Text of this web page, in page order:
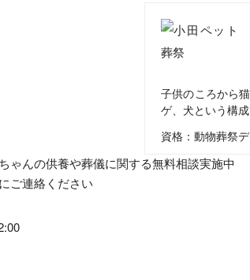
子供のころから
ゲ、犬という構
資格：動物葬祭
ゃんの供養や葬儀に関する無料相談実施中
ご連絡ください